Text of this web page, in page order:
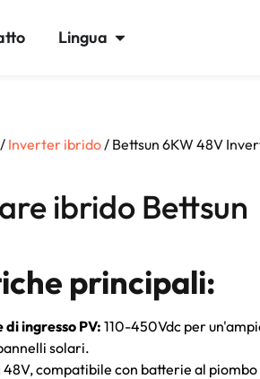
Lingua
/ Inverter ibrido/ Bettsun 6KW 48V
ibrido Bettsun
principali:
ingresso PV:110-450Vdc per
solari.
48V, compatibile con batterie al piombo